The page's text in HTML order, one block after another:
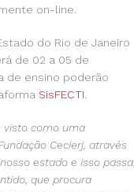
on-line.
do Rio de Janeiro
de 02 a 05 de
de ensino poderão
SisFECTI
visto como uma
Cecierj, através
estado e isso passa,
que procura